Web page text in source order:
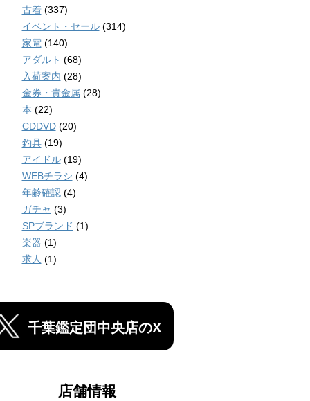
古着(337)
イベント・セール(314)
家電(140)
アダルト (68)
入荷案内 (28)
金券・貴金属 (28)
本 (22)
CDDVD(20)
釣具(19)
アイドル(19)
WEBチラシ (4)
年齢確認(4)
ガチャ (3)
SPブランド (1)
楽器 (1)
求人 (1)
千葉鑑定団中央店のX
店舗情報